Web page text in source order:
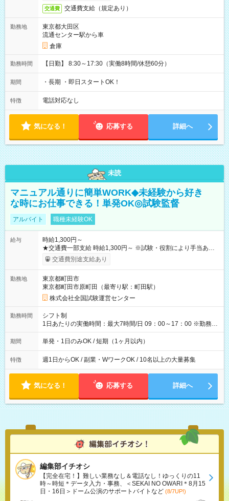
交通費 交通費支給（規定あり）
勤務地
東京都大田区
流通センター駅から車
倉庫
勤務時間 【日勤】 8:30～17:30（実働8時間/休憩60分）
期間 ・長期 ・即日スタートOK！
特徴 電話対応なし
気になる！ 応募する 詳細へ
未読
マニュアル通りに簡単WORK◆未経験から好き
な時にお仕事できる！単発OK◎試験監督
アルバイト 職種未経験OK
給与
時給1,300円～
★交通費一部支給 時給1,300円～ ※試験・役割により手当あり
※勤務回数により昇給あり 【即給（前払い）オプションあ
り！】 希望される場合、勤務から1週間ほどで給与の一部を受け
例】 ・河合塾模擬試験 8:30～17:30（休憩1時間） 時給1,300円
×8時間＝日収10,400円＋交通費 ※当日の役割により時給＋100
円の場合あり ・国家試験 7:00～13:30（休憩なし） 時給1,300
円（役割手当＋100円）×6時間＝日収8,400円＋交通費 【試用期
間】試用期間なし
交通費別途支給あり
勤務地
東京都町田市
東京都町田市原町田（最寄り駅：町田駅）
株式会社全国試験運営センター
勤務時間
シフト制
1日あたりの実働時間：最大7時間/日 09：00～17：00 ※勤務時
間は 試験により異なります。
期間 単発・1日のみOK / 短期（1ヶ月以内）
特徴 週1日からOK / 副業・WワークOK / 10名以上の大量募集
気になる！ 応募する 詳細へ
編集部イチオシ
【完全在宅！】難しい業務なし＆電話なし！ゆっくりの11
時～時短＊データ入力・事務、＜SEKAI NO OWARI＊8月15
日・16日＞ドーム公演のサポートバイトなど (8/7UP!)